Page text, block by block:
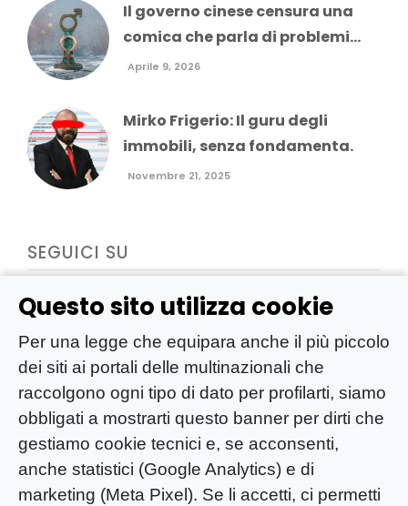
Questo sito utilizza cookie
Per una legge che equipara anche il più piccolo
dei siti ai portali delle multinazionali che
raccolgono ogni tipo di dato per profilarti, siamo
obbligati a mostrarti questo banner per dirti che
gestiamo cookie tecnici e, se acconsenti,
anche statistici (Google Analytics) e di
marketing (Meta Pixel). Se li accetti, ci permetti
Il governo cinese censura una
comica che parla di problemi...
Aprile 9, 2026
Mirko Frigerio: Il guru degli
immobili, senza fondamenta.
Novembre 21, 2025
SEGUICI SU